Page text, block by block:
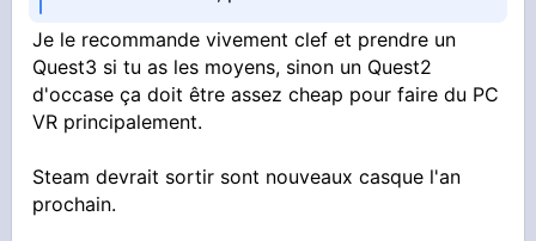
Je le recommande vivement clef et prendre un
Quest3 si tu as les moyens, sinon un Quest2
d'occase ça doit être assez cheap pour faire du PC
VR principalement.
Steam devrait sortir sont nouveaux casque l'an
prochain.